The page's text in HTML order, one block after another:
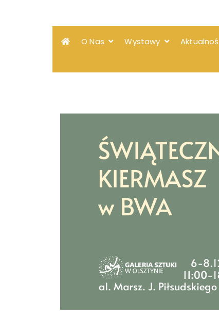
O Nas Wystawy